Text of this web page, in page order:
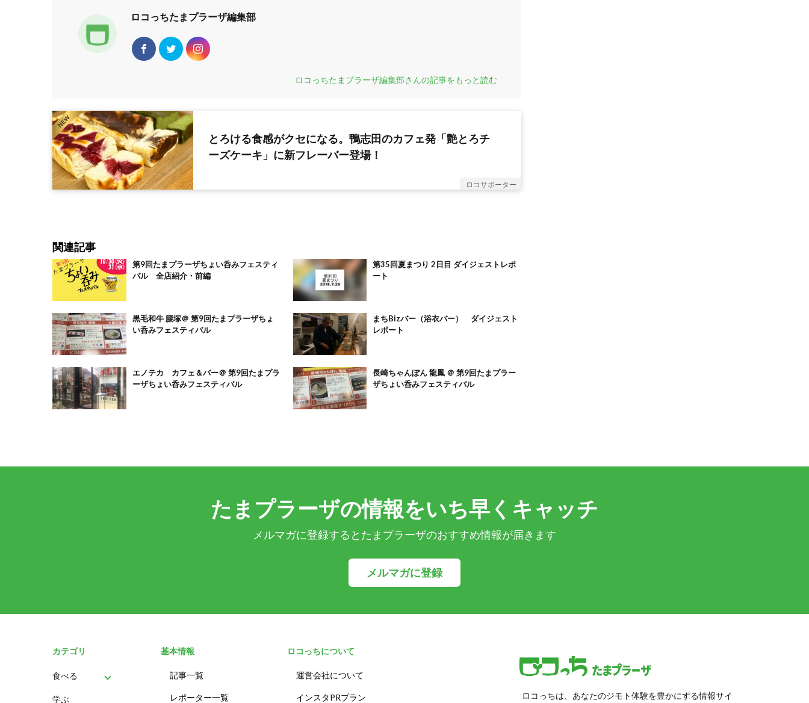
ロコっちたまプラーザ編集部
ロコっちたまプラーザ編集部さんの記事をもっと読む
とろける食感がクセになる。鴨志田のカフェ発「艶とろチ
ーズケーキ」に新フレーバー登場！
ロコサポーター
関連記事
第9回たまプラーザちょい呑みフェスティ
バル 全店紹介・前編
第35回夏まつり 2日目 ダイジェストレポ
ート
黒毛和牛 腰塚＠ 第9回たまプラーザちょ
い呑みフェスティバル
まちBizバー（浴衣バー） ダイジェスト
レポート
エノテカ カフェ＆バー＠ 第9回たまプラ
ーザちょい呑みフェスティバル
長崎ちゃんぽん 龍鳳 ＠ 第9回たまプラー
ザちょい呑みフェスティバル
たまプラーザの情報をいち早くキャッチ
メルマガに登録するとたまプラーザのおすすめ情報が届きます
メルマガに登録
カテゴリ
食べる
学ぶ
基本情報
記事一覧
レポーター一覧
ロコっちについて
運営会社について
インスタPRプラン ロコっちは、あなたのジモト体験を豊かにする情報サイ